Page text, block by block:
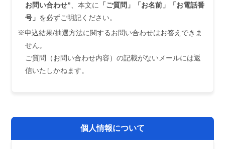
お問い合わせ” 、本文に
「ご質問」「お名前」「お電話番
号」 を必ずご明記ください。
※申込結果/抽選方法に関するお問い合わせはお答えできま
せん。
ご質問（お問い合わせ内容）の記載がないメールには返
信いたしかねます。
個人情報について